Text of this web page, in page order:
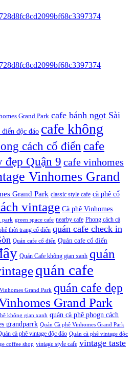
Grand Park cafe bánh ngọt Sài
điển độc đáo cafe không
cách cổ điển cafe
đẹp Quận 9 cafe vinhomes
Vinhomes Grand
Grand Park classic style cafe cà phê cổ
vintage Cà phê Vinhomes
park green space cafe nearby cafe Phong cách cà
thời trang cổ điển quán cafe check in
Quán cafe cổ điển Quán cafe cổ điển
Quán Cafe không gian xanh quán
quán cafe
Grand Park quán cafe đẹp
Grand Park
không gian xanh quán cà phê phogn cách
grandparrk Quán Cà phê Vinhomes Grand Park
cà phê vintage độc đáo Quán cà phê vintage độc
coffee shop vintage style cafe vintage taste